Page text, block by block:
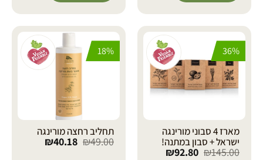
36%
מארז 4 סבוני מורינגה
ישראל + סבון במתנה!
₪145.00
₪92.80
18%
תחליב רחצה מורינגה
₪49.00
₪40.18